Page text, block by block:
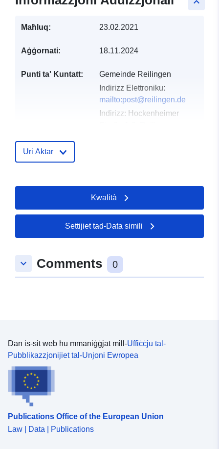
Maħluq: 23.02.2021
Aġġornati: 18.11.2024
Punti ta' Kuntatt:
Gemeinde Reilingen
Indirizz Elettroniku:
mailto:post@reilingen.de
Indirizz: Hockenheimer
Katalgu:
21 February 2026
Aġġornat fuq data.europa.eu:
25 July 2026
Spazjali: Koordinati: [ [ 8.5553004,
49.2983499 ], [ 8.5595971,
49.2959854 ], [ 8.5553004,
http://data.europa.eu/eli/reg/2009/
uriRef:
Uri Aktar
Kwalità
Settijiet tad-Data simili
keyboard_arrow_down Comments 0
Dan is-sit web hu mmaniġġjat mill-Uffiċċju tal-
Pubblikazzjonijiet tal-Unjoni Ewropea
Publications Office of the European Union
Law | Data | Publications